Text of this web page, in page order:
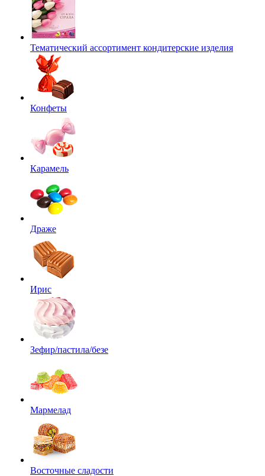
Тематический ассортимент кондитерские изделия
Конфеты
Карамель
Драже
Ирис
Зефир/пастила/безе
Мармелад
Восточные сладости